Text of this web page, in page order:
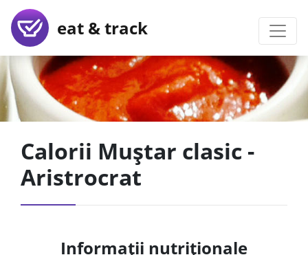
eat & track
Calorii Muștar clasic -
Aristrocrat
Informații nutriționale